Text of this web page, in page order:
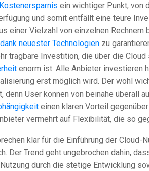
Kostenersparnis ein wichtiger Punkt, von
und somit entfällt eine teure
einer Vielzahl von einzelnen
neuester Technologien zu
tragbare Investition, die über die
enorm ist. Alle Anbieter investieren
erst möglich wird. Der wohl
denn User können von beinahe überall
einen klaren Vorteil
vermehrt auf Flexibilität, die so
klar für die Einführung der Cloud-
Der Trend geht ungebrochen dahin,
durch die stetige Entwicklung